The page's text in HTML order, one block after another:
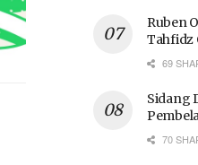
Ruben
Tahfidz
69
Sidang
70